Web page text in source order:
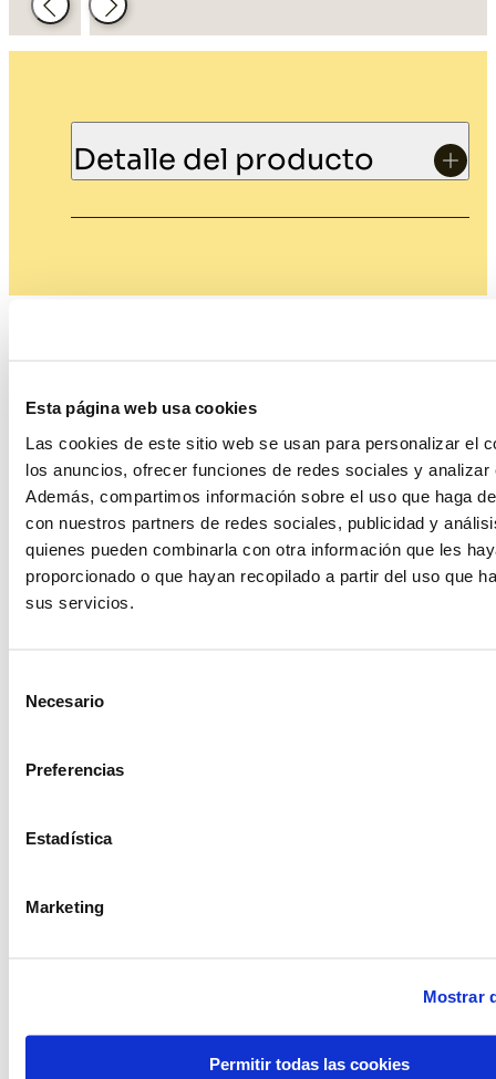
Esta página web usa cookies
Las cookies de este sitio web se usan para personalizar el
los anuncios, ofrecer funciones de redes sociales y analizar
Además, compartimos información sobre el uso que haga
con nuestros partners de redes sociales, publicidad y
quienes pueden combinarla con otra información que les
proporcionado o que hayan recopilado a partir del uso que
sus servicios.
Necesario
Preferencias
Estadística
Marketing
Mostrar
Permitir todas las cookies
Atrás Siguiente
Detalle del producto
Candelabro slim